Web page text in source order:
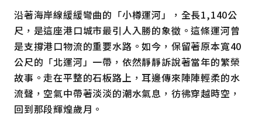
沿著海岸線緩緩彎曲的「小樽運河」，全長1,140公
尺，是這座港口城市最引人入勝的象徵。這條運河曾
是支撐港口物流的重要水路。如今，保留著原本寬40
公尺的「北運河」一帶，依然靜靜訴說著當年的繁榮
故事。走在平整的石板路上，耳邊傳來陣陣輕柔的水
流聲，空氣中帶著淡淡的潮水氣息，彷彿穿越時空，
回到那段輝煌歲月。